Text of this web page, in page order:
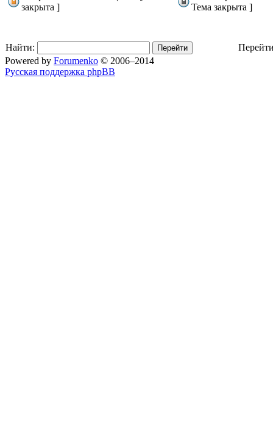
закрыта ]
Тема закрыта ]
Найти:
Powered by Forumenko © 2006–2014
Русская поддержка phpBB